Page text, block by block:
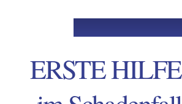
ERSTE HILFE